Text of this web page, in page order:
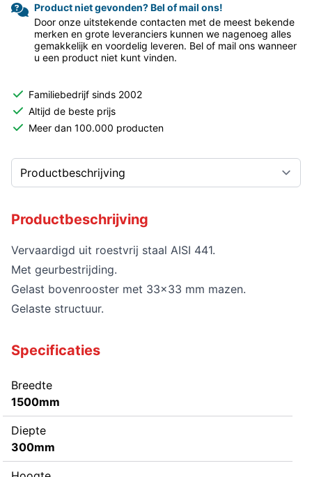
Product niet gevonden? Bel of mail ons!
Door onze uitstekende contacten met de meest bekende
merken en grote leveranciers kunnen we nagenoeg alles
gemakkelijk en voordelig leveren. Bel of mail ons wanneer
u een product niet kunt vinden.
Familiebedrijf sinds 2002
Altijd de beste prijs
Meer dan 100.000 producten
Productbeschrijving
Vervaardigd uit roestvrij staal AISI 441.
Met geurbestrijding.
Gelast bovenrooster met 33x33 mm mazen.
Gelaste structuur.
Specificaties
Breedte
1500mm
Diepte
300mm